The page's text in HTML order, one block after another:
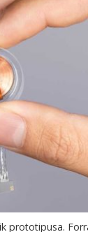
prototipusa.